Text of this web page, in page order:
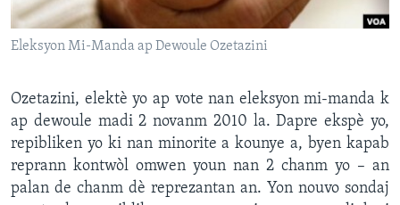
Languages
Eleksyon Mi-Manda ap Dewoule Ozetazini
Ozetazini, elektè yo ap vote nan eleksyon mi-manda k
ap dewoule madi 2 novanm 2010 la. Dapre ekspè yo,
repibliken yo ki nan minorite a kounye a, byen kapab
reprann kontwòl omwen youn nan 2 chanm yo – an
palan de chanm dè reprezantan an. Yon nouvo sondaj